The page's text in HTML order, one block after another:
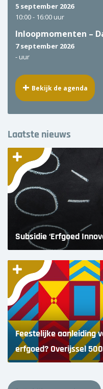
5 september 2026
10:00 - 16:00 uur
Inloopmomenten –
7 september 2026
- uur
Bekijk de agenda
Laatste nieuws
Subsidie ‘Erfgoed
Feestelijke aanleiding
erfgoed? Overijssel